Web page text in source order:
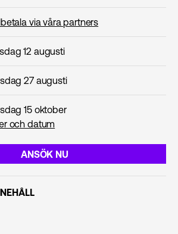
via våra partners
12 augusti
27 augusti
15 oktober
och datum
ANSÖK NU